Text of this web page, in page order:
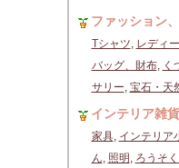
ファッション
Tシャツ, レディ
バッグ、財布, く
サリー, 宝石・天
インテリア雑貨
家具, インテリア
ん, 照明 , ろうそ